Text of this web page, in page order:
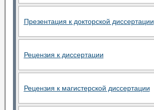
Презентация к докторской диссертации
Рецензия к диссертации
Рецензия к магистерской диссертации